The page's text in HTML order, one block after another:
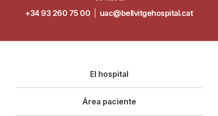
+34 93 260 75 00
uac@bellvitgehospital.cat
principal
El hospital
Área paciente